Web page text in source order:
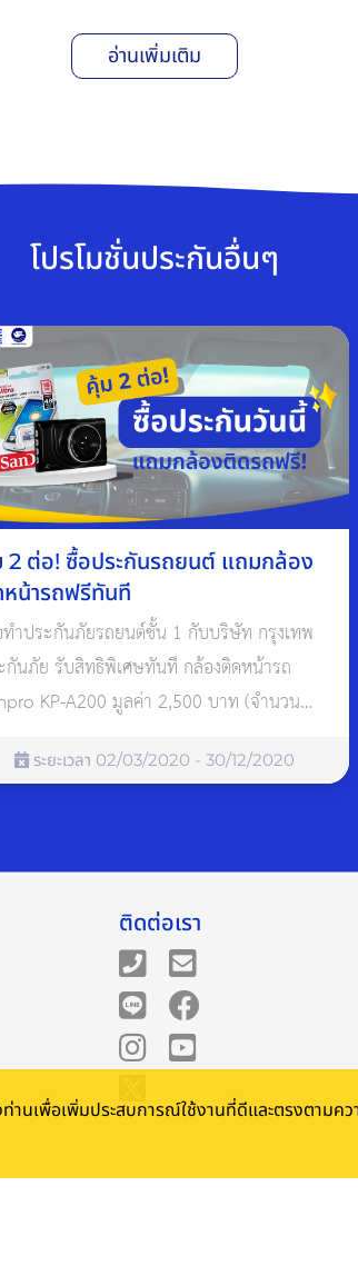
อ่านเพิ่มเติม
โปรโมชั่นประกันอื่นๆ
2 ต่อ! ซื้อประกันรถยนต์ แถมกล้อง
น้ารถฟรีทันที
ทำประกันภัยรถยนต์ชั้น 1 กับบริษัท กรุงเทพ
กันภัย รับสิทธิพิเศษทันที กล้องติดหน้ารถ
KP-A200 มูลค่า 2,500 บาท (จำนวน
ระยะเวลา 02/03/2020 - 30/12/2020
ติดต่อเรา
านเพื่อเพิ่มประสบการณ์ใช้งานที่ดีและตรงตามค